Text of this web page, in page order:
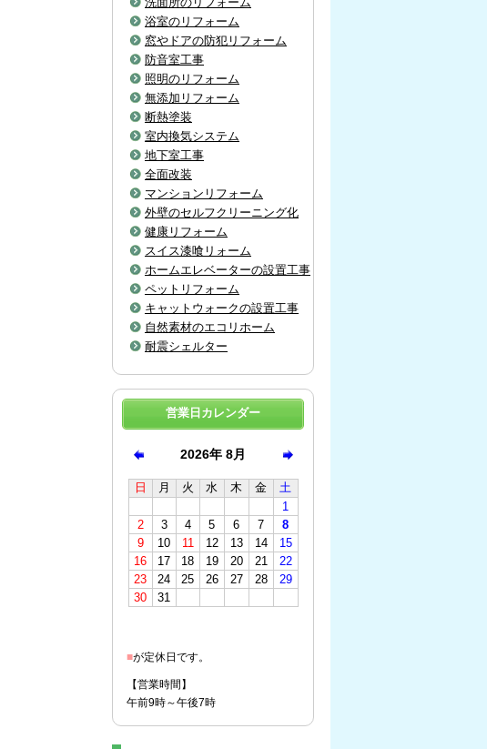
浴室のリフォーム
窓やドアの防犯リフォーム
防音室工事
照明のリフォーム
無添加リフォーム
断熱塗装
室内換気システム
地下室工事
全面改装
マンションリフォーム
外壁のセルフクリーニング化
健康リフォーム
スイス漆喰リォーム
ホームエレベーターの設置工事
ペットリフォーム
キャットウォークの設置工事
自然素材のエコリホーム
耐震シェルター
営業日カレンダー
■が定休日です。
【営業時間】
午前9時～午後7時